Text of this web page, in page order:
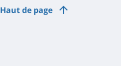
Haut de page